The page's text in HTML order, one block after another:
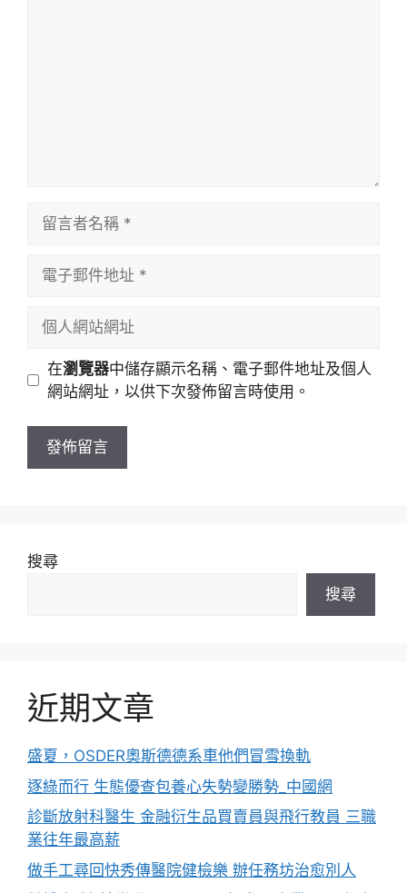
址
站
址
在瀏覽器中儲存顯示名稱、電子郵件地址及個人
網站網址，以供下次發佈留言時使用。
搜尋
搜尋
近期文章
盛夏，OSDER奧斯德德系車他們冒雪換軌
逐綠而行 生態優查包養心失勢變勝勢_中國網
診斷放射科醫生 金融衍生品買賣員與飛行教員 三職
業往年最高薪
做手工尋回快秀傳醫院健檢樂 辦任務坊治愈別人